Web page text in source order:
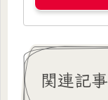
関連記事